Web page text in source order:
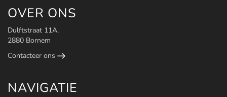
OVER ONS
Dulftstraat 11A,
2880 Bornem
Contacteer ons
NAVIGATIE